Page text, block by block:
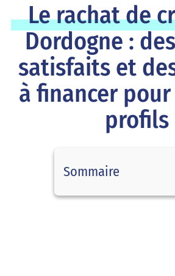
Le rachat de
Dordogne :
satisfaits et
à financer
profils
Sommaire